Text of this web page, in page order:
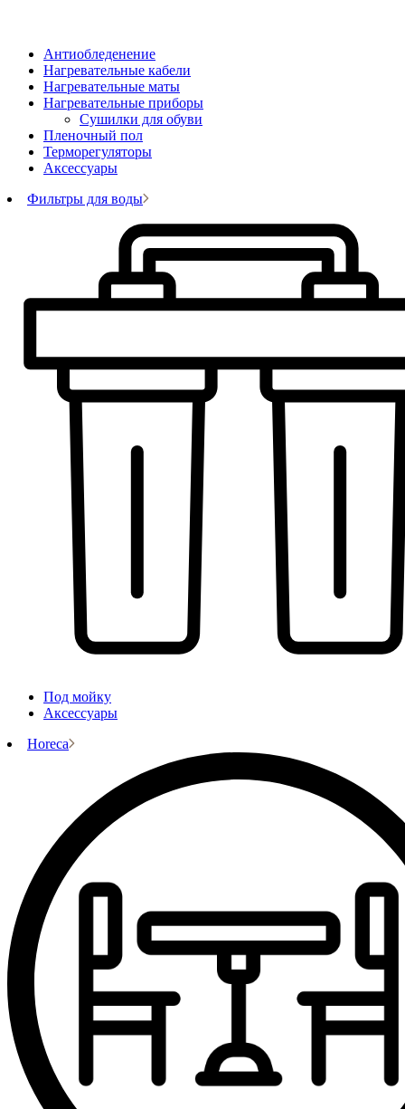
Антиобледенение
Нагревательные кабели
Нагревательные маты
Нагревательные приборы
Сушилки для обуви
Пленочный пол
Терморегуляторы
Аксессуары
Фильтры для воды
Под мойку
Аксессуары
Horeca